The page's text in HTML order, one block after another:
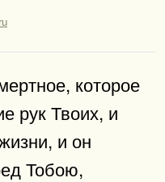
которое
рук Твоих, и
и он
Тобою,